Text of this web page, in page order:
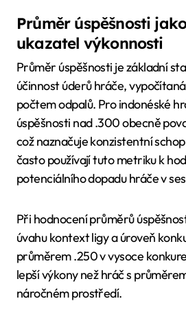
Průměr úspěšnosti
ukazatel výkonnosti
Průměr úspěšnosti je základní
účinnost úderů hráče,
počtem odpalů. Pro indonéské
úspěšnosti nad .300 obecně
což naznačuje konzistentní
často používají tuto metriku k
potenciálního dopadu hráče v
Při hodnocení průměrů
úvahu kontext ligy a úroveň
průměrem .250 v vysoce
lepší výkony než hráč s
náročném prostředí.